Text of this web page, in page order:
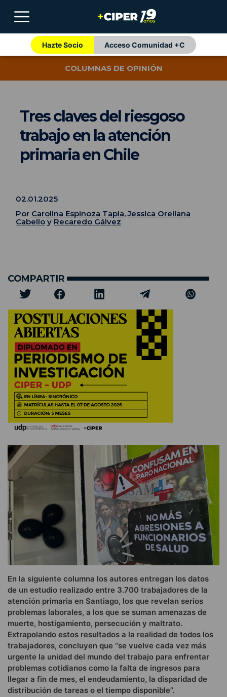
Hazte Socio Acceso Comunidad +C
COLUMNAS DE OPINIÓN
Tres claves del riesgoso
trabajo en la atención
primaria en Chile
02.01.2025
Por Carolina Espinoza Tapia,Jessica Orellana
Cabello y Recaredo Gálvez
COMPARTIR
En la siguiente columna los autores entregan los datos
de un estudio realizado entre 3.700 trabajadores de la
atención primaria en Santiago, los que revelan serios
problemas laborales, a los que se suman amenazas de
muerte, hostigamiento, persecución y maltrato.
Extrapolando estos resultados a la realidad de todos los
trabajadores, concluyen que “se vuelve cada vez más
urgente la unidad del mundo del trabajo para enfrentar
problemas cotidianos como la falta de ingresos para
llegar a fin de mes, el endeudamiento, la disparidad de
distribución de tareas o el tiempo disponible”.